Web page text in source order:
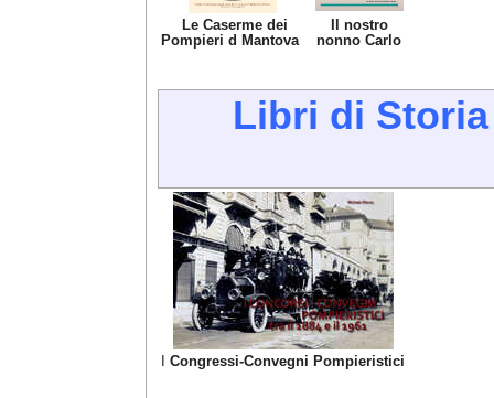
Le Caserme dei
Pompieri d Mantova
Il nostro
nonno Carlo
Libri di
I Congressi-Convegni Pompieristici